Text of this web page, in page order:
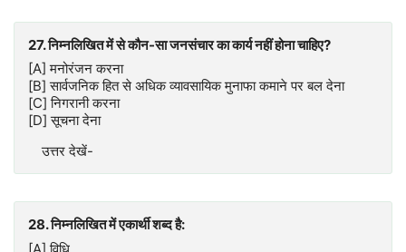
27. निम्नलिखित में से कौन-सा जनसंचार का कार्य नहीं होना चाहिए?
[A] मनोरंजन करना
[B] सार्वजनिक हित से अधिक व्यावसायिक मुनाफा कमाने पर बल देना
[C] निगरानी करना
[D] सूचना देना
उत्तर देखें-
28. निम्नलिखित में एकार्थी शब्द है:
[A] विधि